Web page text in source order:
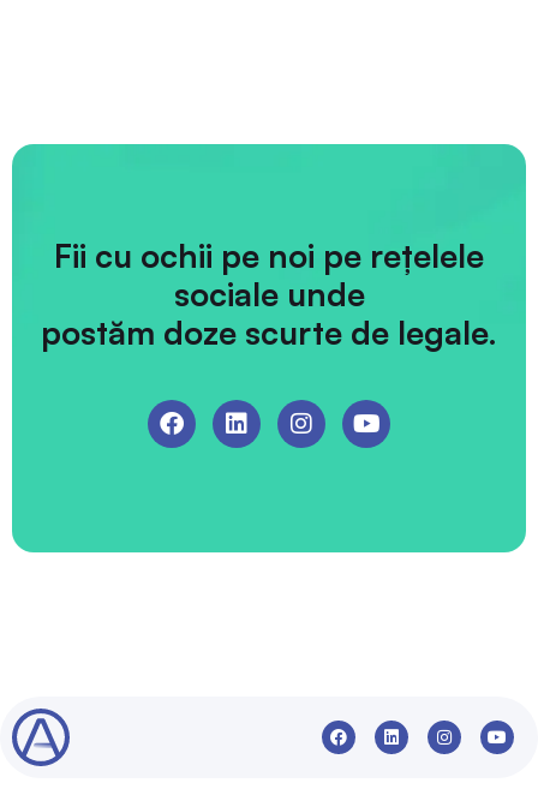
Fii cu ochii pe noi pe rețelele
sociale unde
postăm doze scurte de legale.